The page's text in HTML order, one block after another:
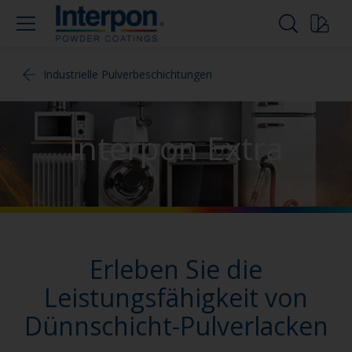
Industrielle Pulverbeschichtungen
Interpon Extra
Erleben Sie die
Leistungsfähigkeit von
Dünnschicht-Pulverlacken